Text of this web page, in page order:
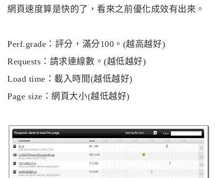
網頁速度算是快的了，看來之前優化成效有出來。
Perf.grade：評分，滿分100。(越高越好)
Requests：請求連線數。(越低越好)
Load time：載入時間(越低越好)
Page size：網頁大小(越低越好)